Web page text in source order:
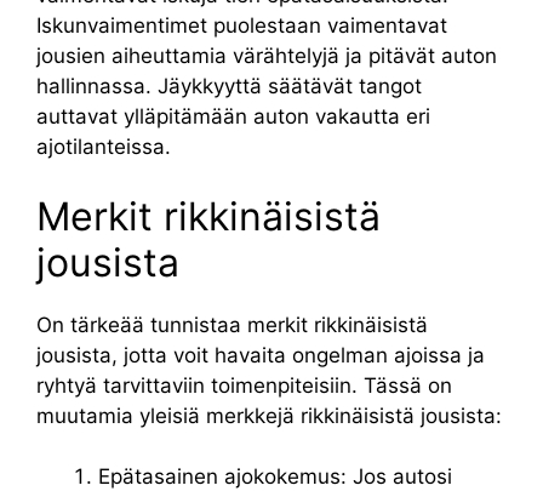
Iskunvaimentimet puolestaan ​​vaimentavat
jousien aiheuttamia värähtelyjä ja pitävät auton
hallinnassa. Jäykkyyttä säätävät tangot
auttavat ylläpitämään auton vakautta eri
ajotilanteissa.
Merkit rikkinäisistä
jousista
On tärkeää tunnistaa merkit rikkinäisistä
jousista, jotta voit havaita ongelman ajoissa ja
ryhtyä tarvittaviin toimenpiteisiin. Tässä on
muutamia yleisiä merkkejä rikkinäisistä jousista:
Epätasainen ajokokemus: Jos autosi